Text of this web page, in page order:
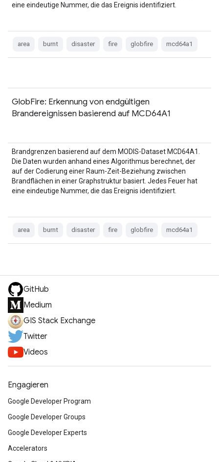
eine eindeutige Nummer, die das Ereignis identifiziert.
area burnt disaster fire globfire mcd64a1
GlobFire: Erkennung von endgültigen
Brandereignissen basierend auf MCD64A1
Brandgrenzen basierend auf dem MODIS-Dataset MCD64A1.
Die Daten wurden anhand eines Algorithmus berechnet, der
auf der Codierung einer Raum-Zeit-Beziehung zwischen
Brandflächen in einer Graphstruktur basiert. Jedes Feuer hat
eine eindeutige Nummer, die das Ereignis identifiziert.
area burnt disaster fire globfire mcd64a1
GitHub
Medium
GIS Stack Exchange
Twitter
Videos
Engagieren
Google Developer Program
Google Developer Groups
Google Developer Experts
Accelerators